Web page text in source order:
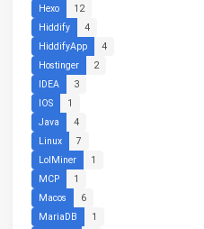
Hexo
12
Hiddify
4
HiddifyApp
4
Hostinger
2
IDEA
3
IOS
1
Java
4
Linux
7
LolMiner
1
MCP
1
Macos
6
MariaDB
1